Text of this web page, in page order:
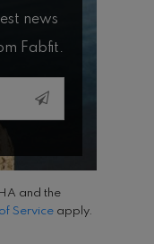
news
Fabfit.
and the
Service apply.